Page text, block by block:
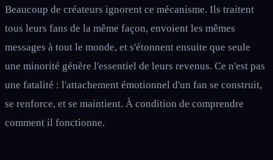
Beaucoup de créateurs ignorent ce mécanisme. Ils traitent
tous leurs fans de la même façon, envoient les mêmes
messages à tout le monde, et s'étonnent ensuite que seule
une minorité génère l'essentiel de leurs revenus. Ce n'est pas
une fatalité : l'attachement émotionnel d'un fan se construit,
se renforce, et se maintient. À condition de comprendre
comment il fonctionne.